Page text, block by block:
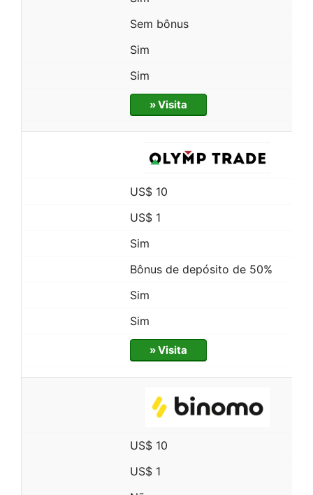
Sem bônus
Sim
Sim
» Visita
US$ 10
US$ 1
Sim
Bônus de depósito de 50%
Sim
Sim
» Visita
US$ 10
US$ 1